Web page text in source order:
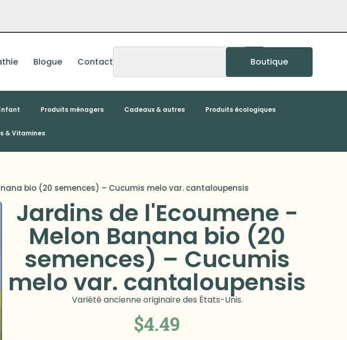
Blogue Contact Boutique
Produits ménagers Cadeaux & autres Produits écologiques
& Vitamines
bio (20 semences) – Cucumis melo var. cantaloupensis
Jardins de l'Ecoumene -
Melon Banana bio (20
semences) – Cucumis
melo var. cantaloupensis
Variété ancienne originaire des États-Unis.
$4.49